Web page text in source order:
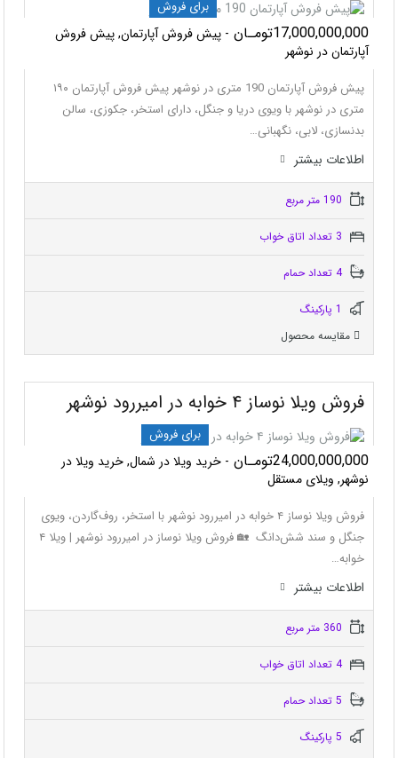
برای فروش
17,000,000,000تومـان
- پیش فروش آپارتمان, پیش فروش
آپارتمان در نوشهر
پیش فروش آپارتمان 190 متری در نوشهر پیش فروش آپارتمان ۱۹۰
متری در نوشهر با ویوی دریا و جنگل، دارای استخر، جکوزی، سالن
بدنسازی، لابی، نگهبانی…
اطلاعات بيشتر
4 تعداد حمام
مقایسه محصول
فروش ویلا نوساز ۴ خوابه در امیررود نوشهر
برای فروش
24,000,000,000تومـان
- خرید ویلا در شمال, خرید ویلا در
نوشهر, ویلای مستقل
فروش ویلا نوساز ۴ خوابه در امیررود نوشهر با استخر، روف‌گاردن، ویوی
جنگل و سند شش‌دانگ 🏡 فروش ویلا نوساز در امیررود نوشهر | ویلا ۴
خوابه…
اطلاعات بيشتر
4 تعداد اتاق خواب